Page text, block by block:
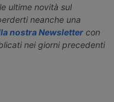
ultime novità sul
neanche una
nostra Newslettercon
nei giorni precedenti